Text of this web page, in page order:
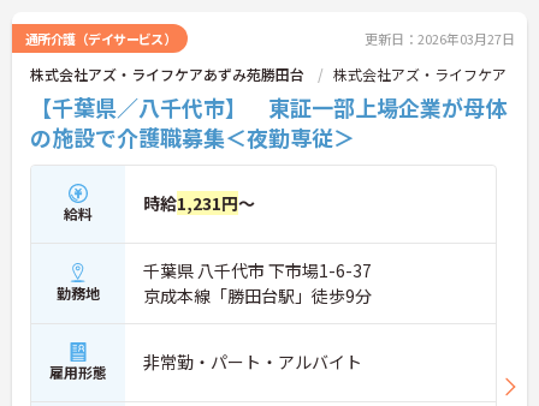
い！
通所介護（デイサービス） 更新日：2026年03月27日
株式会社アズ・ライフケアあずみ苑勝田台 株式会社アズ・ライフケア
【千葉県／八千代市】 東証一部上場企業が母体
の施設で介護職募集＜夜勤専従＞
給料 時給1,231円～
勤務地
千葉県 八千代市 下市場1-6-37
京成本線「勝田台駅」徒歩9分
雇用形態 非常勤・パート・アルバイト